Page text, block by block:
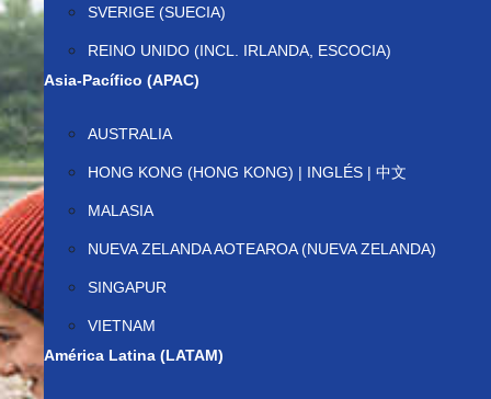
SVERIGE (SUECIA)
REINO UNIDO (INCL. IRLANDA, ESCOCIA)
Asia-Pacífico (APAC)
AUSTRALIA
HONG KONG (HONG KONG) | INGLÉS | 中文
MALASIA
NUEVA ZELANDA AOTEAROA (NUEVA ZELANDA)
SINGAPUR
VIETNAM
América Latina (LATAM)